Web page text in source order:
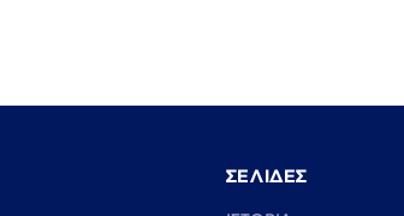
ΣΕΛΙΔΕΣ